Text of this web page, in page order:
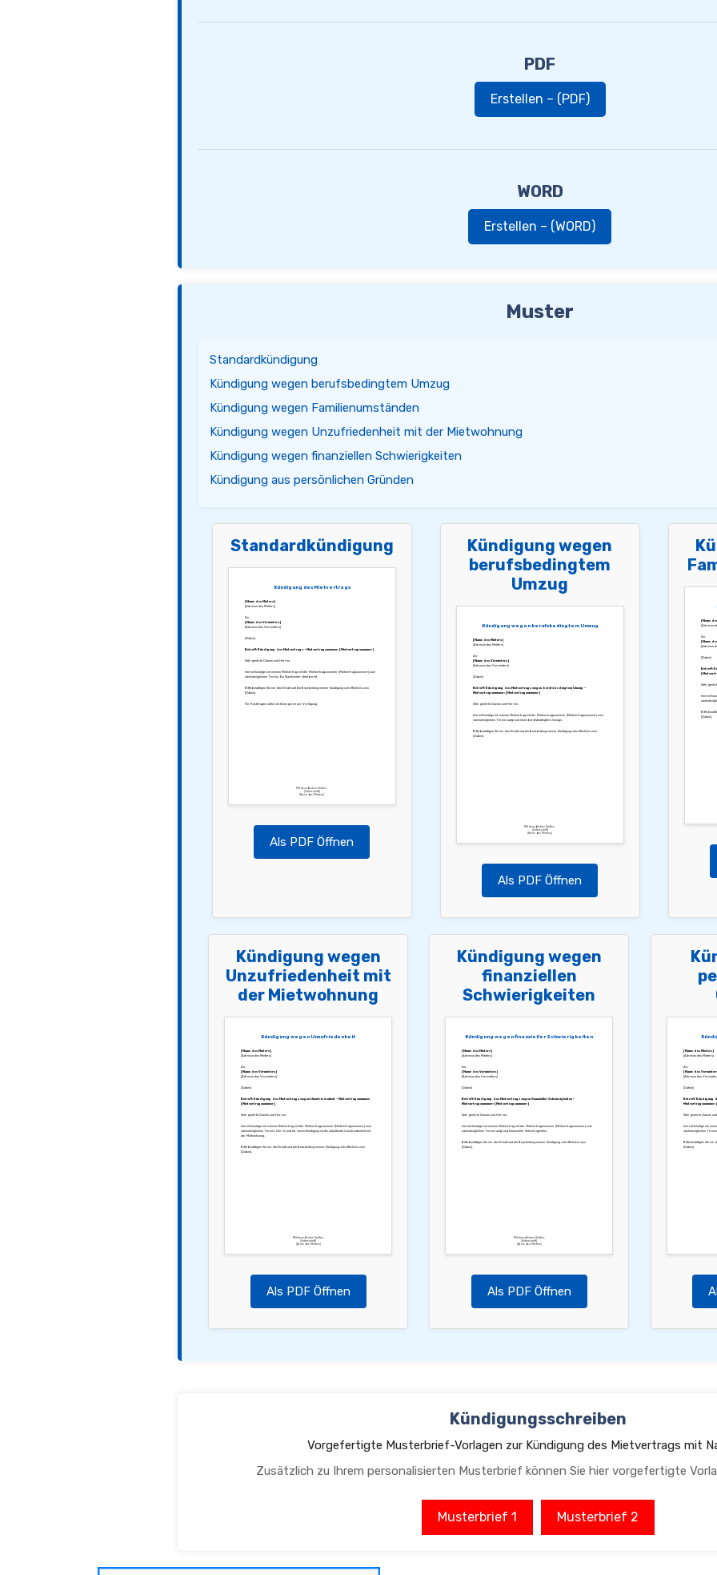
PDF
Erstellen – (PDF)
WORD
Erstellen – (WORD)
Muster
Standardkündigung
Kündigung wegen berufsbedingtem Umzug
Kündigung wegen Familienumständen
Kündigung wegen Unzufriedenheit mit der Mietwohnung
Kündigung wegen finanziellen Schwierigkeiten
Kündigung aus persönlichen Gründen
Standardkündigung
Kündigung des Mietvertrags
[Name des Mieters]
[Adresse des Mieters]
An:
[Name des Vermieters]
[Adresse des Vermieters]
[Datum]
Betreff: Kündigung des Mietvertrags – Mietvertragsnummer: [Mietvertragsnummer]
Sehr geehrte Damen und Herren,
hiermit kündige ich meinen Mietvertrag mit der Mietvertragsnummer [Mietvertragsnummer] zum
nächstmöglichen Termin. Ein Nachmieter steht bereit.
Bitte bestätigen Sie mir den Erhalt und die Bearbeitung meiner Kündigung schriftlich bis zum
[Datum].
Für Rückfragen stehe ich Ihnen gerne zur Verfügung.
Mit freundlichen Grüßen,
[Unterschrift]
[Name des Mieters]
Als PDF Öffnen
Kündigung wegen
berufsbedingtem
Umzug
Kündigung wegen berufsbedingtem Umzug
[Name des Mieters]
[Adresse des Mieters]
An:
[Name des Vermieters]
[Adresse des Vermieters]
[Datum]
Betreff: Kündigung des Mietvertrags wegen berufsbedingtem Umzug –
Mietvertragsnummer: [Mietvertragsnummer]
Sehr geehrte Damen und Herren,
hiermit kündige ich meinen Mietvertrag mit der Mietvertragsnummer [Mietvertragsnummer] zum
nächstmöglichen Termin aufgrund eines berufsbedingten Umzugs.
Bitte bestätigen Sie mir den Erhalt und die Bearbeitung meiner Kündigung schriftlich bis zum
[Datum].
Mit freundlichen Grüßen,
[Unterschrift]
[Name des Mieters]
Als PDF Öffnen
[Name
[Adresse
An:
[Name
[Adresse
[Datum]
Betreff:
Sehr
hiermit
Bitte
[Datum].
Kündigung wegen
Unzufriedenheit mit
der Mietwohnung
Kündigung wegen Unzufriedenheit
[Name des Mieters]
[Adresse des Mieters]
An:
[Name des Vermieters]
[Adresse des Vermieters]
[Datum]
Betreff: Kündigung des Mietvertrags wegen Unzufriedenheit – Mietvertragsnummer:
[Mietvertragsnummer]
Sehr geehrte Damen und Herren,
hiermit kündige ich meinen Mietvertrag mit der Mietvertragsnummer [Mietvertragsnummer] zum
nächstmöglichen Termin. Der Grund für meine Kündigung ist die anhaltende Unzufriedenheit mit
der Mietwohnung.
Bitte bestätigen Sie mir den Erhalt und die Bearbeitung meiner Kündigung schriftlich bis zum
[Datum].
Mit freundlichen Grüßen,
[Unterschrift]
[Name des Mieters]
Als PDF Öffnen
Kündigung wegen
finanziellen
Schwierigkeiten
Kündigung wegen finanzieller Schwierigkeiten
[Name des Mieters]
[Adresse des Mieters]
An:
[Name des Vermieters]
[Adresse des Vermieters]
[Datum]
Betreff: Kündigung des Mietvertrags wegen finanzieller Schwierigkeiten –
Mietvertragsnummer: [Mietvertragsnummer]
Sehr geehrte Damen und Herren,
hiermit kündige ich meinen Mietvertrag mit der Mietvertragsnummer [Mietvertragsnummer] zum
nächstmöglichen Termin aufgrund finanzieller Schwierigkeiten.
Bitte bestätigen Sie mir den Erhalt und die Bearbeitung meiner Kündigung schriftlich bis zum
[Datum].
Mit freundlichen Grüßen,
[Unterschrift]
[Name des Mieters]
Als PDF Öffnen
[Name des Mieters]
[Adresse des Mieters]
An:
[Name des
[Adresse des
[Datum]
Betreff: Kündigung
Mietvertragsnummer:
Sehr geehrte Damen
hiermit kündige ich
nächstmöglichen
Bitte bestätigen Sie mir
[Datum].
Kündigungsschreiben
Vorgefertigte Musterbrief-Vorlagen zur Kündigung des Mietvertrags mit
Zusätzlich zu Ihrem personalisierten Musterbrief können Sie hier vorgefertigte
Musterbrief 1 Musterbrief 2